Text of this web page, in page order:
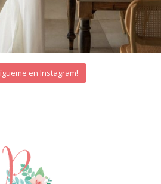
en Instagram!